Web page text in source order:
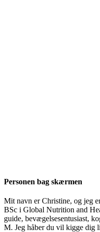
Personen bag skærmen
Mit navn er Christine, og jeg
BSc i Global Nutrition and
guide, bevægelsesentusiast,
M. Jeg håber du vil kigge dig